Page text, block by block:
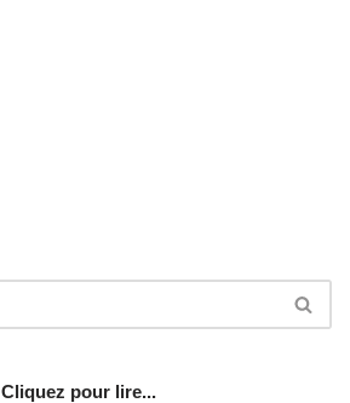
Cliquez pour lire...